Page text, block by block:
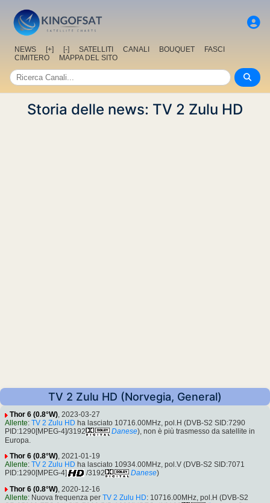
NEWS [+] [-] SATELLITI CANALI BOUQUET
FASCI
CIMITERO
MAPPA DEL SITO
Storia delle news: TV 2 Zulu HD
TV 2 Zulu HD (Norvegia, General)
Thor 6 (0.8°W), 2023-03-27
Allente: TV 2 Zulu HD ha lasciato 10716.00MHz, pol.H (DVB-S2 SID:7290
PID:1290[MPEG-4]/3192
Danese), non è più trasmesso da satellite in
Europa.
Thor 6 (0.8°W), 2021-01-19
Allente: TV 2 Zulu HD ha lasciato 10934.00MHz, pol.V (DVB-S2 SID:7071
PID:1290[MPEG-4]
/3192 Danese)
Thor 6 (0.8°W), 2020-12-16
Allente: Nuova frequenza per TV 2 Zulu HD: 10716.00MHz, pol.H (DVB-S2